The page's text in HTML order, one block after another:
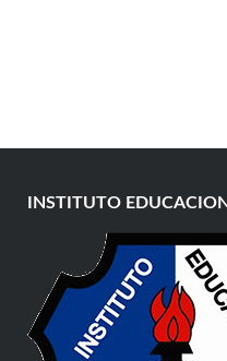
INSTITUTO